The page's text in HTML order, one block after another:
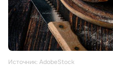
Источник: AdobeStock